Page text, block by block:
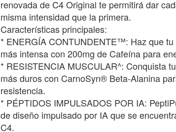
renovada de C4 Original te permitirá dar
misma intensidad que la primera.
Características principales:
* ENERGÍA CONTUNDENTE™: Haz que
más intensa con 200mg de Cafeína para
* RESISTENCIA MUSCULAR^: Conquista
más duros con CarnoSyn® Beta-Alanina
resistencia.
* PÉPTIDOS IMPULSADOS POR IA:
de diseño impulsado por IA que se
C4.